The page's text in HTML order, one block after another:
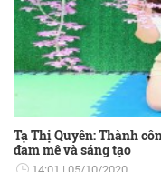
Tạ Thị Quyên: Thành
đam mê và sáng tạo